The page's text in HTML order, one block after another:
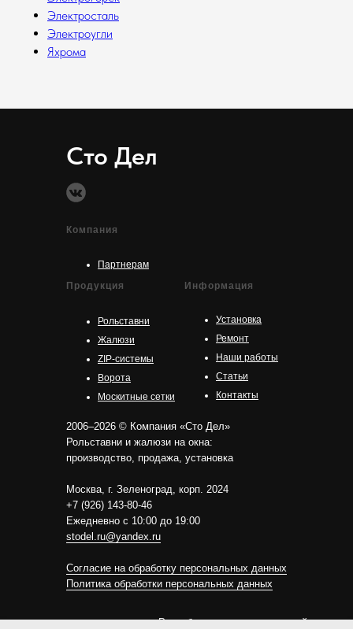
Электросталь
Электроугли
Яхрома
Компания
Партнерам
Продукция
Рольставни
Жалюзи
ZIP-системы
Ворота
Москитные сетки
Информация
Установка
Ремонт
Наши работы
Статьи
Контакты
2006–2026 © Компания «Сто Дел»
Рольставни и жалюзи на окна:
производство, продажа, установка
Москва, г. Зеленоград, корп. 2024
+7 (926) 143-80-46
Ежедневно с 10:00 до 19:00
stodel.ru@yandex.ru
Сто Дел
Согласие на обработку персональных данных
Политика обработки персональных данных
Разработка и продвижение сайта